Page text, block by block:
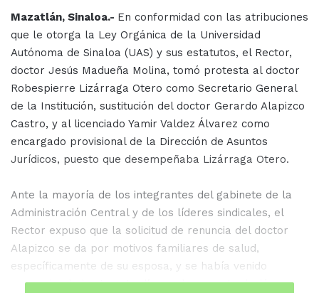
Mazatlán, Sinaloa.- En conformidad con las atribuciones
que le otorga la Ley Orgánica de la Universidad
Autónoma de Sinaloa (UAS) y sus estatutos, el Rector,
doctor Jesús Madueña Molina, tomó protesta al doctor
Robespierre Lizárraga Otero como Secretario General
de la Institución, sustitución del doctor Gerardo Alapizco
Castro, y al licenciado Yamir Valdez Álvarez como
encargado provisional de la Dirección de Asuntos
Jurídicos, puesto que desempeñaba Lizárraga Otero.
Ante la mayoría de los integrantes del gabinete de la
Administración Central y de los líderes sindicales, el
Rector expuso que la solicitud de renuncia del doctor
Alapizco se da por motivos familiares de salud,
específicamente de su esposa, y se había venido
posponiendo hasta este día por lo que agradeció